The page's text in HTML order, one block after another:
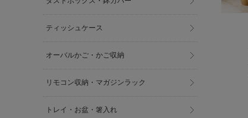
ティッシュケース
オーバルかご・かご収納
リモコン収納・マガジンラック
トレイ・お盆・箸入れ